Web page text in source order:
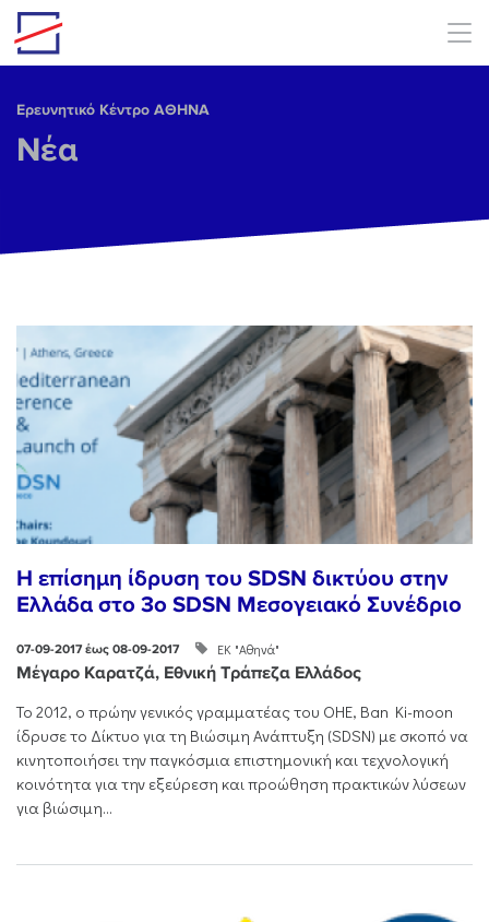
Skip to main content
Ερευνητικό Κέντρο ΑΘΗΝΑ
Νέα
Η επίσημη ίδρυση του SDSN δικτύου στην
Ελλάδα στο 3o SDSN Mεσογειακό Συνέδριο
07-09-2017 έως 08-09-2017 ΕΚ "Αθηνά"
Μέγαρο Καρατζά, Εθνική Τράπεζα Ελλάδος
Το 2012, ο πρώην γενικός γραμματέας του ΟΗΕ, Ban Ki-moon
ίδρυσε το Δίκτυο για τη Βιώσιμη Ανάπτυξη (SDSN) με σκοπό να
κινητοποιήσει την παγκόσμια επιστημονική και τεχνολογική
κοινότητα για την εξεύρεση και προώθηση πρακτικών λύσεων
για βιώσιμη...